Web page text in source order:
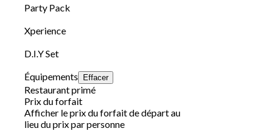
Party Pack
Xperience
D.I.Y Set
Équipements
Effacer
Restaurant primé
Prix du forfait
Afficher le prix du forfait de départ au
lieu du prix par personne